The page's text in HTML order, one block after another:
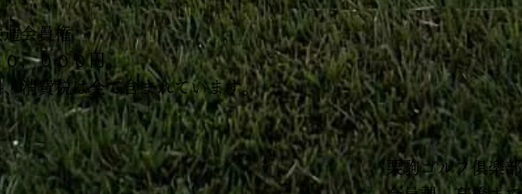
会員権
，０００円。
消費税は全て含まれています。
栗駒ゴルフ俱楽部